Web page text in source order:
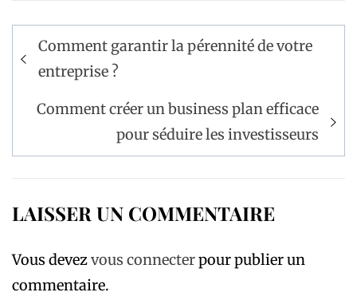
Navigation
de
l’article
Comment garantir la pérennité de votre
entreprise ?
Comment créer un business plan efficace
pour séduire les investisseurs
LAISSER UN COMMENTAIRE
Vous devezvous connecterpour publier un
commentaire.